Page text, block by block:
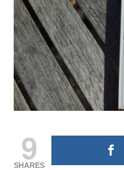
9
SHARES